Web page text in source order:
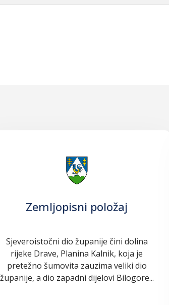
Zemljopisni položaj
Sjeveroistočni dio županije čini dolina
rijeke Drave, Planina Kalnik, koja je
pretežno šumovita zauzima veliki dio
županije, a dio zapadni dijelovi Bilogore...